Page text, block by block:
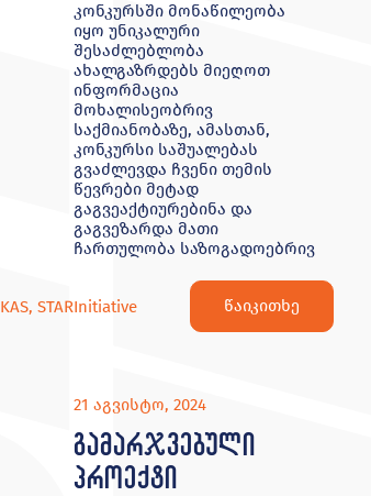
კონკურსში მონაწილეობა
იყო უნიკალური
შესაძლებლობა
ახალგაზრდებს მიეღოთ
ინფორმაცია
მოხალისეობრივ
საქმიანობაზე, ამასთან,
კონკურსი საშუალებას
გვაძლევდა ჩვენი თემის
წევრები მეტად
გაგვეაქტიურებინა და
გაგვეზარდა მათი
ჩართულობა საზოგადოებრივ
KAS,STARInitiative წაიკითხე
21 აგვისტო, 2024
გამარჯვებული
პროექტი